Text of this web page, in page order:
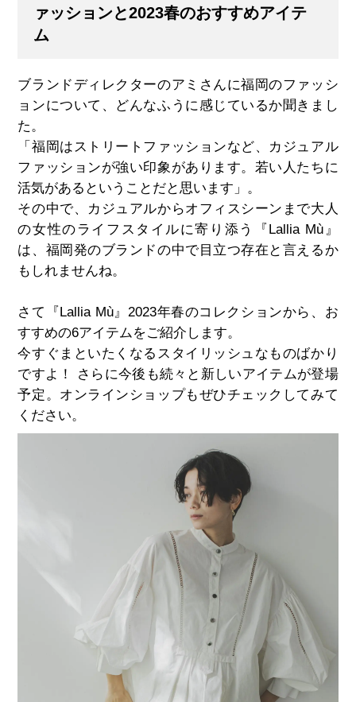
ァッションと2023春のおすすめアイテ
ム
ブランドディレクターのアミさんに福岡のファッシ
ョンについて、どんなふうに感じているか聞きまし
た。
「福岡はストリートファッションなど、カジュアル
ファッションが強い印象があります。若い人たちに
活気があるということだと思います」。
その中で、カジュアルからオフィスシーンまで大人
の女性のライフスタイルに寄り添う『Lallia Mù』
は、福岡発のブランドの中で目立つ存在と言えるか
もしれませんね。
さて『Lallia Mù』2023年春のコレクションから、お
すすめの6アイテムをご紹介します。
今すぐまといたくなるスタイリッシュなものばかり
ですよ！ さらに今後も続々と新しいアイテムが登場
予定。オンラインショップもぜひチェックしてみて
ください。